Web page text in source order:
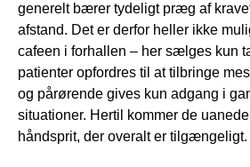
generelt bærer tydeligt præg af
afstand. Det er derfor heller ikke
cafeen i forhallen – her sælges kun
patienter opfordres til at tilbringe
og pårørende gives kun adgang i
situationer. Hertil kommer de
håndsprit, der overalt er tilgængeligt.